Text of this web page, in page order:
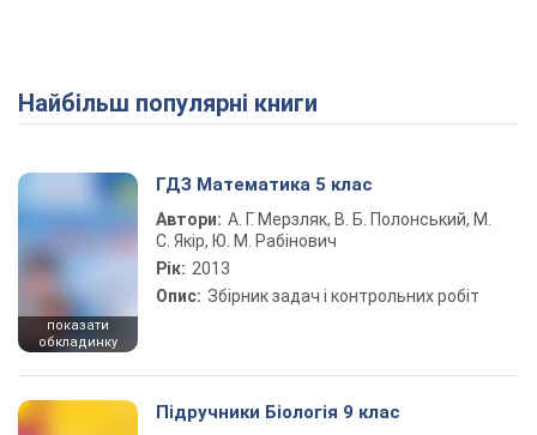
Найбільш популярні книги
показати
обкладинку
ГДЗ Математика 5 клас
Автори: А. Г. Мерзляк, В. Б. Полонський, М.
С. Якір, Ю. М. Рабінович
Рік: 2013
Опис: Збірник задач і контрольних робіт
Підручники Біологія 9 клас